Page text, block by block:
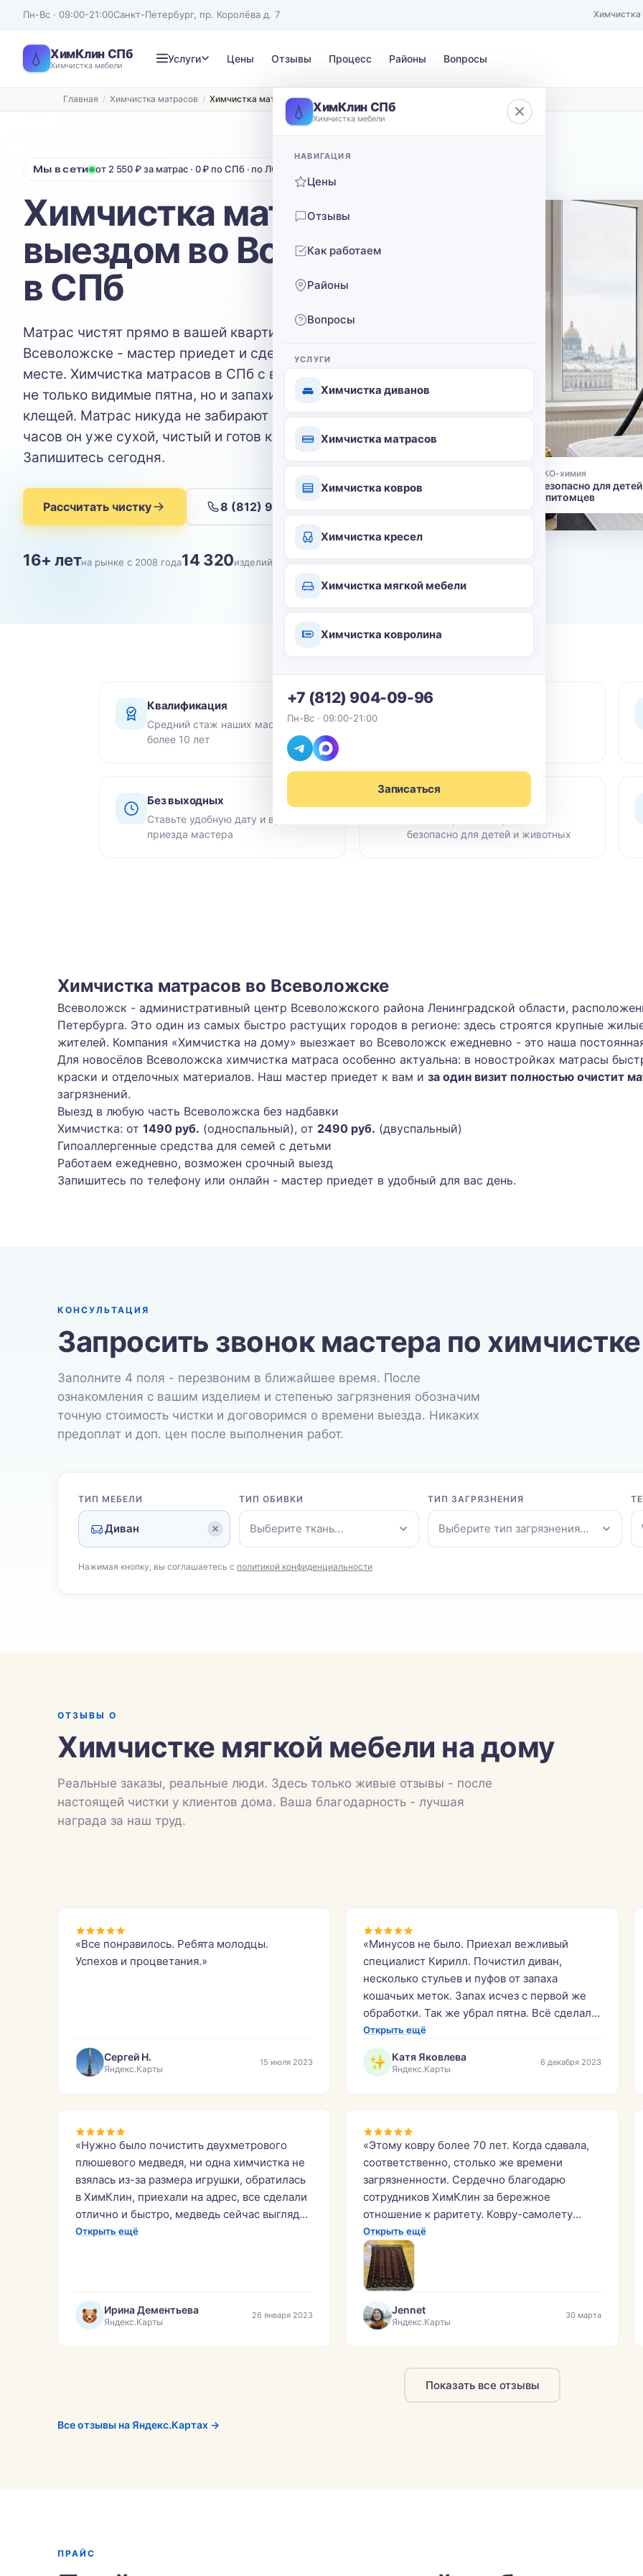
Пн-Вс · 09:00-21:00Санкт-Петербург, пр. Королёва д. 7 Химчистка
💧 ХимКлин СПб
Химчистка мебели
Услуги Цены Отзывы Процесс Районы Вопросы
Записаться на химчистку
Диван Выберите ткань…
Нажимая кнопку, вы соглашаетесь с политикой конфиденциальности
💧 ХимКлин СПб
Химчистка мебели
НАВИГАЦИЯ
Цены
Отзывы
Как работаем
Районы
Вопросы
УСЛУГИ
Химчистка диванов
Химчистка матрасов
Химчистка ковров
Химчистка кресел
Химчистка мягкой мебели
Химчистка ковролина
+7 (812) 904-09-96
Пн-Вс · 09:00-21:00
Записаться
Главная Химчистка матрасов Химчистка матрасов с выездом во Всеволожск в СПб
Мы в сети от 2 550 ₽ за матрас · 0 ₽ по СПб · по ЛО 40 ₽/км от КАД
Химчистка матрасов с
выездом во Всеволожск
в СПб
Матрас чистят прямо в вашей квартире во
Всеволожске - мастер приедет и сделает всё на
месте. Химчистка матрасов в СПб с выездом убирает
не только видимые пятна, но и запахи, и пылевых
клещей. Матрас никуда не забирают - через несколько
часов он уже сухой, чистый и готов к использованию.
Запишитесь сегодня.
Рассчитать чистку 8 (812) 904-09-96
16+ летна рынке с 2008 года14 320изделий почищено
ЭКО-химия
Безопасно для детей
и питомцев
Квалификация
Средний стаж наших мастеров -
более 10 лет
0 ₽ выезд
Без выходных
Ставьте удобную дату и время
приезда мастера
безопасно для детей и животных
Химчистка матрасов во Всеволожске
Всеволожск - административный центр Всеволожского района Ленинградской области,
Петербурга. Это один из самых быстро растущих городов в регионе: здесь строятся крупные
жителей. Компания «Химчистка на дому» выезжает во Всеволожск ежедневно - это наша
Для новосёлов Всеволожска химчистка матраса особенно актуальна: в новостройках матрасы
краски и отделочных материалов. Наш мастер приедет к вам и за один визит полностью очистит
загрязнений.
Выезд в любую часть Всеволожска без надбавки
Химчистка: от 1490 руб. (односпальный), от 2490 руб. (двуспальный)
Гипоаллергенные средства для семей с детьми
Работаем ежедневно, возможен срочный выезд
Запишитесь по телефону или онлайн - мастер приедет в удобный для вас день.
КОНСУЛЬТАЦИЯ
Запросить звонок мастера по химчистке
Заполните 4 поля - перезвоним в ближайшее время. После
ознакомления с вашим изделием и степенью загрязнения обозначим
точную стоимость чистки и договоримся о времени выезда. Никаких
предоплат и доп. цен после выполнения работ.
ТИП МЕБЕЛИ
Диван
ТИП ОБИВКИ
Выберите ткань…
ТИП ЗАГРЯЗНЕНИЯ
Выберите тип загрязнения…
Нажимая кнопку, вы соглашаетесь с политикой конфиденциальности
ОТЗЫВЫ О
Химчистке мягкой мебели на дому
Реальные заказы, реальные люди. Здесь только живые отзывы - после
настоящей чистки у клиентов дома. Ваша благодарность - лучшая
награда за наш труд.
«Все понравилось. Ребята молодцы.
Успехов и процветания.»
Сергей Н.
Яндекс.Карты
15 июля 2023
«Минусов не было. Приехал вежливый
специалист Кирилл. Почистил диван,
несколько стульев и пуфов от запаха
кошачьих меток. Запах исчез с первой же
обработки. Так же убрал пятна. Всё сделал
быстро и аккуратно. Молодцы.»
Открыть ещё
Катя Яковлева
Яндекс.Карты
6 декабря 2023
«Нужно было почистить двухметрового
плюшевого медведя, ни одна химчистка не
взялась из-за размера игрушки, обратилась
в ХимКлин, приехали на адрес, все сделали
отлично и быстро, медведь сейчас выглядит
отлично! Бонусом почистили прикроватный
Открыть ещё
Ирина Дементьева
Яндекс.Карты
26 января 2023
«Этому ковру более 70 лет. Когда сдавала,
соответственно, столько же времени
загрязненности. Сердечно благодарю
сотрудников ХимКлин за бережное
отношение к раритету. Ковру-самолету
вернули вторую жизнь!»
Открыть ещё
Jennet
Яндекс.Карты
30 марта
Показать все отзывы
Все отзывы на Яндекс.Картах →
ПРАЙС